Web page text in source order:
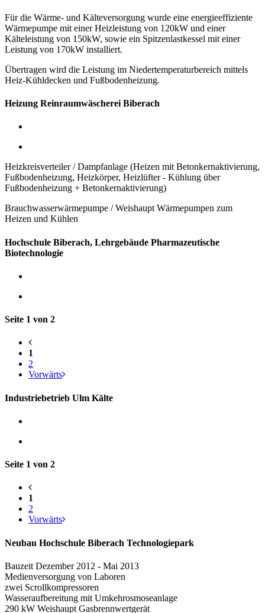
Für die Wärme- und Kälteversorgung wurde eine energieeffiziente
Wärmepumpe mit einer Heizleistung von 120kW und einer
Kälteleistung von 150kW, sowie ein Spitzenlastkessel mit einer
Leistung von 170kW installiert.
Übertragen wird die Leistung im Niedertemperaturbereich mittels
Heiz-Kühldecken und Fußbodenheizung.
Heizung Reinraumwäscherei Biberach
Heizkreisverteiler / Dampfanlage (Heizen mit Betonkernaktivierung,
Fußbodenheizung, Heizkörper, Heizlüfter - Kühlung über
Fußbodenheizung + Betonkernaktivierung)
Brauchwasserwärmepumpe / Weishaupt Wärmepumpen zum
Heizen und Kühlen
Hochschule Biberach, Lehrgebäude Pharmazeutische
Biotechnologie
Seite 1 von 2
1
2
Vorwärts
Industriebetrieb Ulm Kälte
Seite 1 von 2
1
2
Vorwärts
Neubau Hochschule Biberach Technologiepark
Bauzeit Dezember 2012 - Mai 2013
Medienversorgung von Laboren
zwei Scrollkompressoren
Wasseraufbereitung mit Umkehrosmoseanlage
290 kW Weishaupt Gasbrennwertgerät